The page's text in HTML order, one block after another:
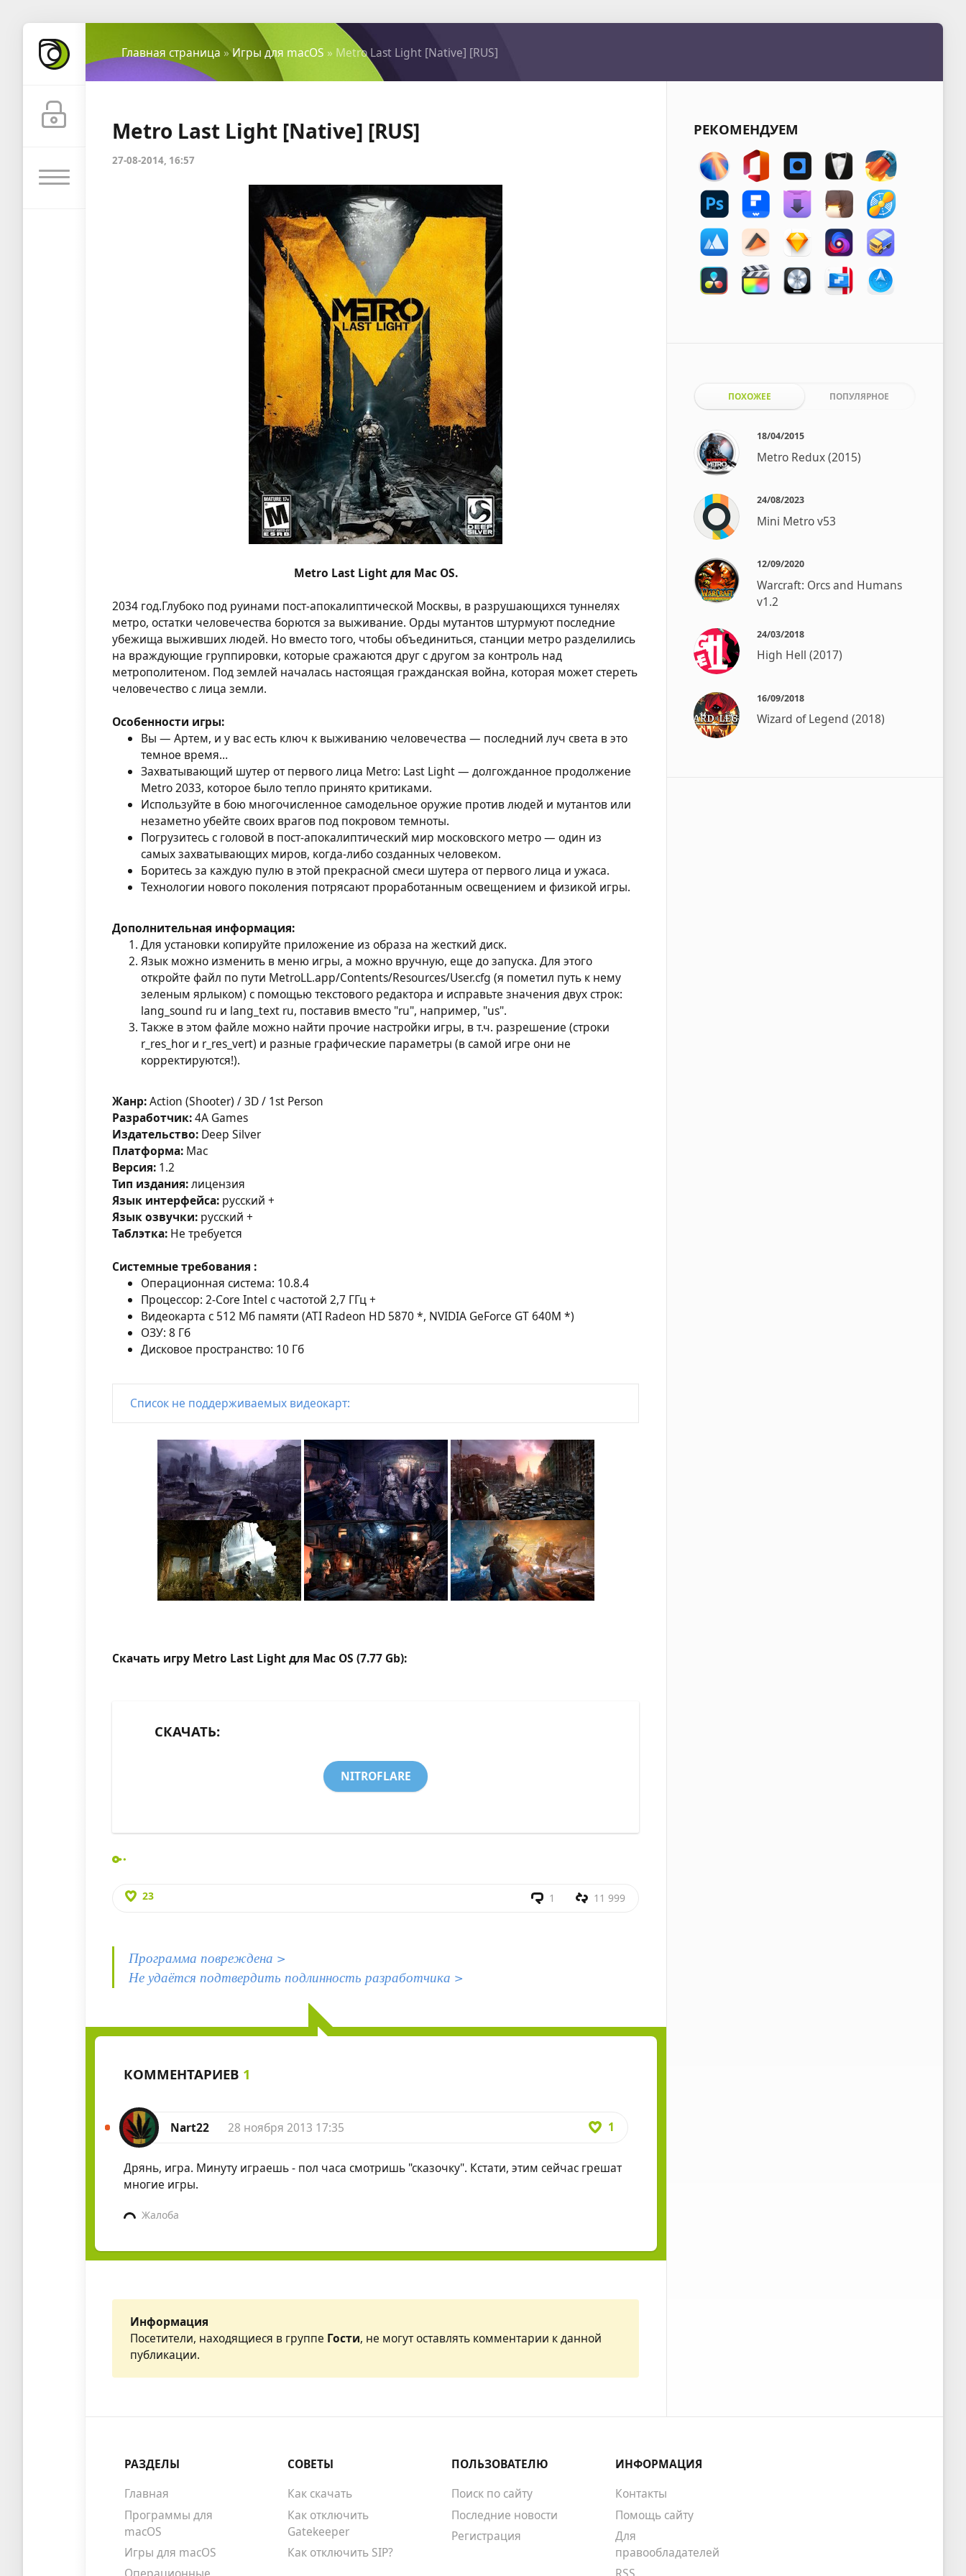
Главная страница »Игры для macOS » Metro Last Light [Native] [RUS]
Metro Last Light [Native] [RUS]
27-08-2014, 16:57
Metro Last Light для Mac OS.
2034 год.Глубоко под руинами пост-апокалиптической Москвы, в разрушающихся туннелях
метро, остатки человечества борются за выживание. Орды мутантов штурмуют последние
убежища выживших людей. Но вместо того, чтобы объединиться, станции метро разделились
на враждующие группировки, которые сражаются друг с другом за контроль над
метрополитеном. Под землей началась настоящая гражданская война, которая может стереть
человечество с лица земли.
Особенности игры:
Вы — Артем, и у вас есть ключ к выживанию человечества — последний луч света в это
темное время…
Захватывающий шутер от первого лица Metro: Last Light — долгожданное продолжение
Metro 2033, которое было тепло принято критиками.
Используйте в бою многочисленное самодельное оружие против людей и мутантов или
незаметно убейте своих врагов под покровом темноты.
Погрузитесь с головой в пост-апокалиптический мир московского метро — один из
самых захватывающих миров, когда-либо созданных человеком.
Боритесь за каждую пулю в этой прекрасной смеси шутера от первого лица и ужаса.
Технологии нового поколения потрясают проработанным освещением и физикой игры.
Дополнительная информация:
Для установки копируйте приложение из образа на жесткий диск.
Язык можно изменить в меню игры, а можно вручную, еще до запуска. Для этого
откройте файл по пути MetroLL.app/Contents/Resources/User.cfg (я пометил путь к нему
зеленым ярлыком) с помощью текстового редактора и исправьте значения двух строк:
lang_sound ru и lang_text ru, поставив вместо "ru", например, "us".
Также в этом файле можно найти прочие настройки игры, в т.ч. разрешение (строки
r_res_hor и r_res_vert) и разные графические параметры (в самой игре они не
корректируются!).
Жанр:Action (Shooter) / 3D / 1st Person
Разработчик:4A Games
Издательство: Deep Silver
Платформа: Mac
Версия: 1.2
Тип издания:лицензия
Язык интерфейса: русский +
Язык озвучки: русский +
Таблэтка: Не требуется
Системные требования :
Операционная система: 10.8.4
Процессор: 2-Core Intel с частотой 2,7 ГГц +
Видеокарта с 512 Мб памяти (ATI Radeon HD 5870 *, NVIDIA GeForce GT 640M *)
ОЗУ: 8 Гб
Дисковое пространство: 10 Гб
Список не поддерживаемых видеокарт:
Скачать игру Metro Last Light для Mac OS (7.77 Gb):
СКАЧАТЬ:
NITROFLARE
23 1 11 999
Программа повреждена >
Не удаётся подтвердить подлинность разработчика >
КОММЕНТАРИЕВ 1
Nart22 28 ноября 2013 17:35 1
Дрянь, игра. Минуту играешь - пол часа смотришь "сказочку". Кстати, этим сейчас грешат
многие игры.
Жалоба
Информация
Посетители, находящиеся в группе Гости, не могут оставлять комментарии к данной
публикации.
РЕКОМЕНДУЕМ
ПОХОЖЕЕ ПОПУЛЯРНОЕ
18/04/2015
Metro Redux (2015)
24/08/2023
Mini Metro v53
12/09/2020
Warcraft: Orcs and Humans
v1.2
24/03/2018
High Hell (2017)
16/09/2018
Wizard of Legend (2018)
РАЗДЕЛЫ
Главная
Программы для
macOS
Игры для macOS
СОВЕТЫ
Как скачать
Как отключить
Gatekeeper
Как отключить SIP?
ПОЛЬЗОВАТЕЛЮ
Поиск по сайту
Последние новости
Регистрация
ИНФОРМАЦИЯ
Контакты
Помощь сайту
Для
правообладателей